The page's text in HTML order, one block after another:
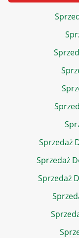
Sprzedaż
Sprzedaż
Sprzedaż